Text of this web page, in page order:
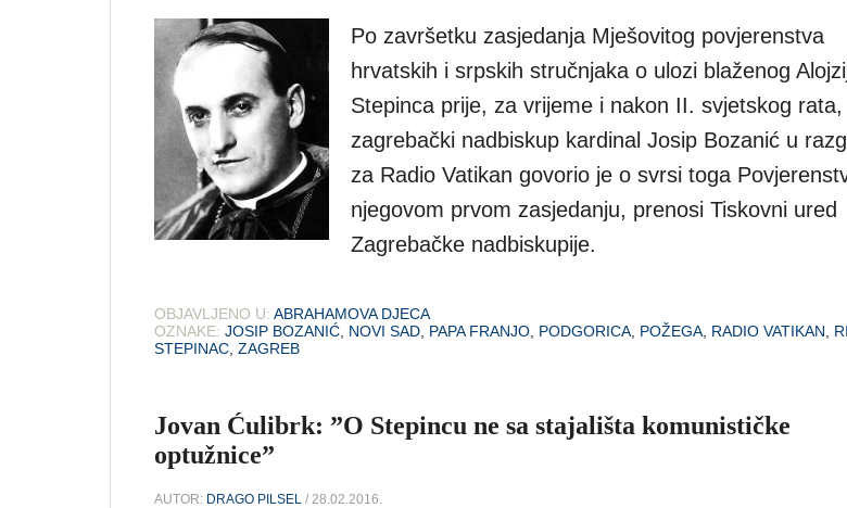
Po završetku zasjedanja Mješovitog povjerenstva
hrvatskih i srpskih stručnjaka o ulozi blaženog
Stepinca prije, za vrijeme i nakon II. svjetskog rata,
zagrebački nadbiskup kardinal Josip Bozanić u
za Radio Vatikan govorio je o svrsi toga
njegovom prvom zasjedanju, prenosi Tiskovni ured
Zagrebačke nadbiskupije.
OBJAVLJENO U: ABRAHAMOVA DJECA
OZNAKE: JOSIP BOZANIĆ NOVI SAD PAPA FRANJO PODGORICA POŽEGA RADIO VATIKAN
STEPINAC ZAGREB
Jovan Ćulibrk: ”O Stepincu ne sa stajališta komunističke
optužnice”
AUTOR: DRAGO PILSEL / 28.02.2016.